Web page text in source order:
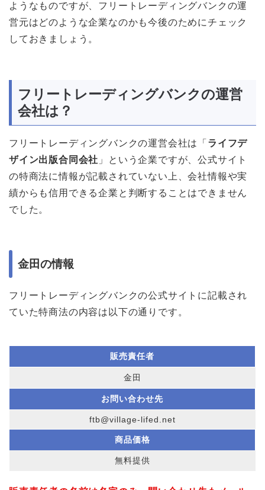
ようなものですが、フリートレーディングバンクの運
営元はどのような企業なのかも今後のためにチェック
しておきましょう。
フリートレーディングバンクの運営
会社は？
フリートレーディングバンクの運営会社は「 ライフデ
ザイン出版合同会社 」という企業ですが、公式サイト
の特商法に情報が記載されていない上、会社情報や実
績からも信用できる企業と判断することはできません
でした。
金田の情報
フリートレーディングバンクの公式サイトに記載され
ていた特商法の内容は以下の通りです。
販売責任者
金田
お問い合わせ先
ftb@village-lifed.net
商品価格
無料提供